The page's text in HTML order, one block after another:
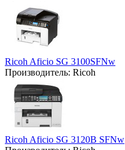
Ricoh Aficio SG 3100SFNw
Производитель: Ricoh
Ricoh Aficio SG 3120B SFNw